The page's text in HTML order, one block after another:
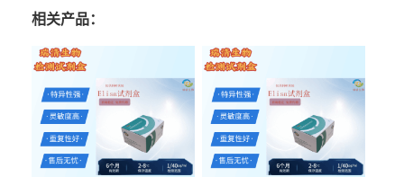
相关产品：